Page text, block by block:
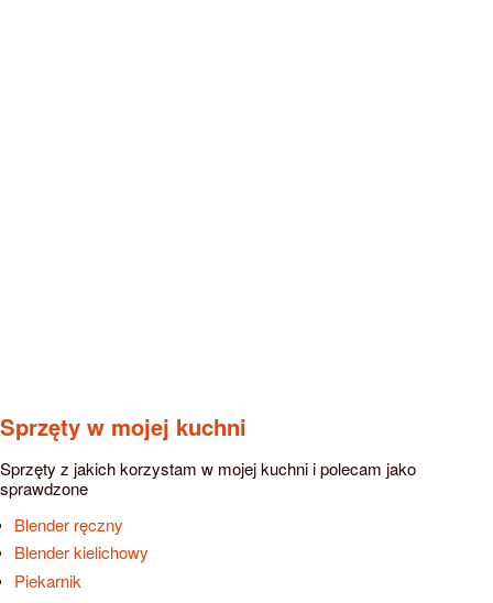
Sprzęty w mojej kuchni
Sprzęty z jakich korzystam w mojej kuchni i polecam jako
sprawdzone
Blender ręczny
Blender kielichowy
Piekarnik